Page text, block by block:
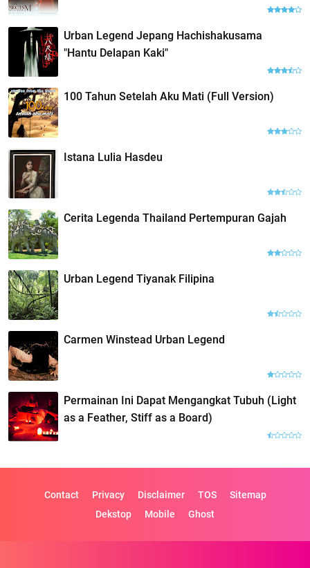
Urban Legend Jepang Hachishakusama
"Hantu Delapan Kaki"
100 Tahun Setelah Aku Mati (Full Version)
Istana Lulia Hasdeu
Cerita Legenda Thailand Pertempuran Gajah
Urban Legend Tiyanak Filipina
Carmen Winstead Urban Legend
Permainan Ini Dapat Mengangkat Tubuh (Light
as a Feather, Stiff as a Board)
Contact Privacy Disclaimer TOS
Sitemap
Dekstop
Mobile Ghost